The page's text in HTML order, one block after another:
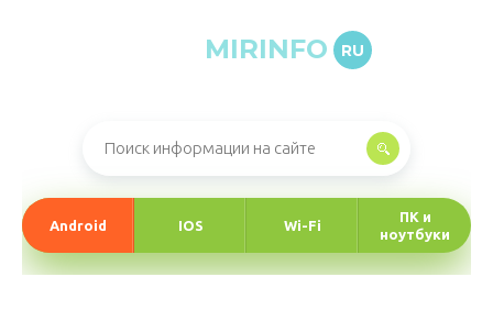
MIRINFO RU
Android IOS Wi-Fi
ПК и
ноутбуки